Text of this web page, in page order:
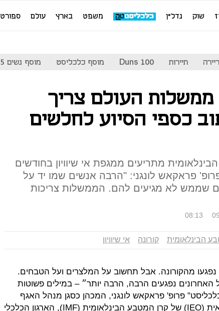
שוק נדל"ן משפט בארץ עולם ספורט
תיירות Duns 100 מוסף כלכליסט מוסף נשים 2025
העולם צריך
כספי הסיוע לחלשים
מתריעים ממגפת אי שיוויון בחודשים
פראקאש לונגני: "הרבה אנשים שמו יד על
שממש לא מגיעים להם. הממשלות צריכות
08:13
הבינלאומית קורונה אי שיוויון
מהקורונה. אבל תחשוב על המלצרים ועל הטבחים.
האחרונים נפגעים הרבה, הרבה יותר״ – במילים פשוטות
פרופ' פראקאש לונגני, המכהן כסגן מנהל האגף
לביקורת והערכה עצמאית (IEO) של קרן המטבע הבינלאומית (IMF), הארגון הכלכלי